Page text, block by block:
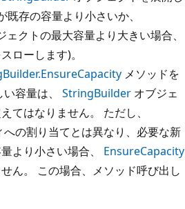
既存の容量より小さいか、
ェクトの最大容量より大きい場合、
ローします)。
メソッドを
容量は、 StringBuilder オブジェ
てはなりません。 ただし、
への割り当てとは異なり、必要な新
より小さい場合、 EnsureCapacity
ん。 この場合、メソッド呼び出し